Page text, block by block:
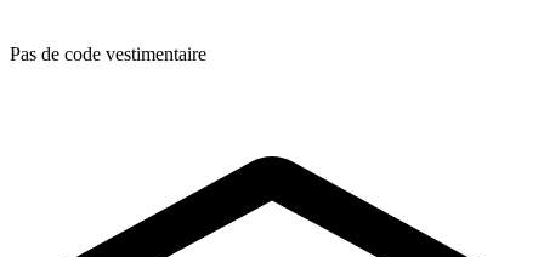
Pas de code vestimentaire